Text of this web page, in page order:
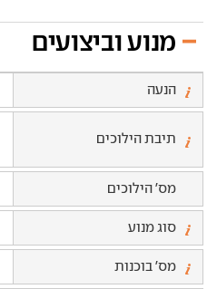
מנוע וביצועים
הנעה
תיבת הילוכים
מס' הילוכים
סוג מנוע
מס' בוכנות